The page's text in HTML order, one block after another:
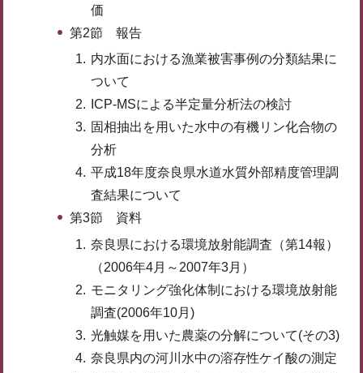
価
第2節 報告
内水面における漁業被害事例の分類結果に
ついて
ICP-MSによる半定量分析法の検討
固相抽出を用いた水中の有機リン化合物の
分析
平成18年度奈良県水道水質外部精度管理調
査結果について
第3節 資料
奈良県における環境放射能調査（第14報）
（2006年4月～2007年3月）
モニタリング強化体制における環境放射能
調査(2006年10月)
光触媒を用いた農薬の分解について(その3)
奈良県内の河川水中の溶存性ケイ酸の測定